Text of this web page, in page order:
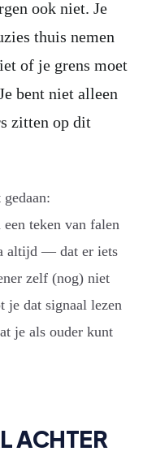
ook niet. Je
thuis nemen
of je grens moet
bent niet alleen
zitten op dit
teken van falen
altijd — dat er iets
zelf (nog) niet
je dat signaal lezen
je als ouder kunt
ACHTER